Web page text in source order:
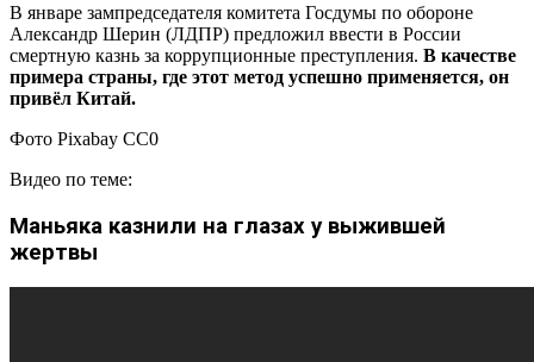
В январе зампредседателя комитета Госдумы по обороне
Александр Шерин (ЛДПР) предложил ввести в России
смертную казнь за коррупционные преступления. В качестве
примера страны, где этот метод успешно применяется, он
привёл Китай.
Фото Pixabay CC0
Видео по теме:
Маньяка казнили на глазах у выжившей
жертвы